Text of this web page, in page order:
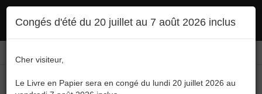
l'utilisation :politique en matière de confidentialité Accepter
Congés d'été du 20 juillet au 7 août 2026 inclus
Cher visiteur,
Le Livre en Papier sera en congé du lundi 20 juillet 2026 au